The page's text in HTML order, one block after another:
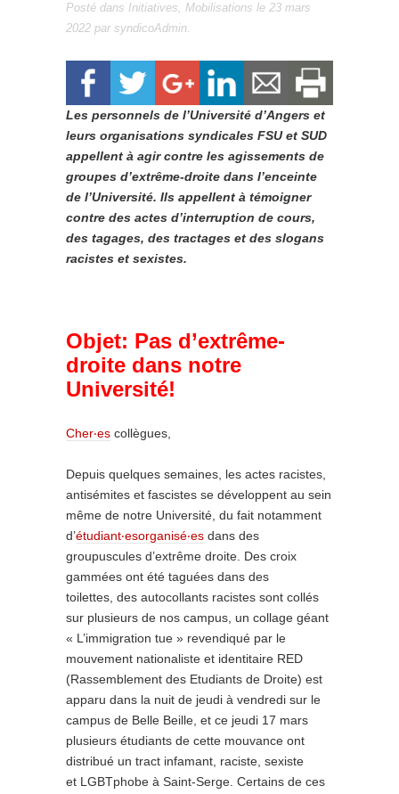
Posté dans Initiatives, Mobilisations le 23 mars
2022 par syndicoAdmin.
Les personnels de l’Université d’Angers et
leurs organisations syndicales FSU et SUD
appellent à agir contre les agissements de
groupes d’extrême-droite dans l’enceinte
de l’Université. Ils appellent à témoigner
contre des actes d’interruption de cours,
des tagages, des tractages et des slogans
racistes et sexistes.
Objet: Pas d’extrême-
droite dans notre
Université!
Cher‧es collègues,
Depuis quelques semaines, les actes racistes,
antisémites et fascistes se développent au sein
même de notre Université, du fait notamment
d’étudiant‧esorganisé‧es dans des
groupuscules d’extrême droite. Des croix
gammées ont été taguées dans des
toilettes, des autocollants racistes sont collés
sur plusieurs de nos campus, un collage géant
« L’immigration tue » revendiqué par le
mouvement nationaliste et identitaire RED
(Rassemblement des Etudiants de Droite) est
apparu dans la nuit de jeudi à vendredi sur le
campus de Belle Beille, et ce jeudi 17 mars
plusieurs étudiants de cette mouvance ont
distribué un tract infamant, raciste, sexiste
et LGBTphobe à Saint-Serge. Certains de ces